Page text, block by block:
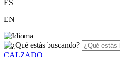
ES
EN
CALZADO